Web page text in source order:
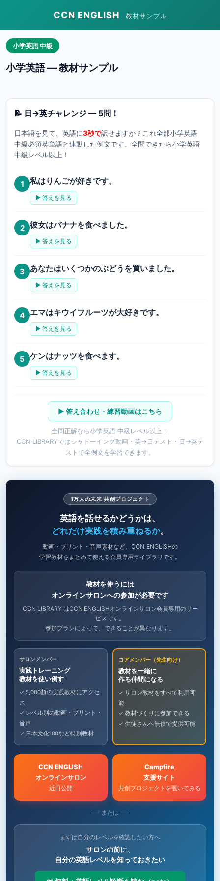
CCN ENGLISH 教材サンプル
小学英語 中級
小学英語 — 教材サンプル
📝 日→英チャレンジ — 5問！
日本語を見て、英語に3秒で訳せますか？これ全部小学英語
中級必須英単語と連動した例文です。全問できたら小学英語
中級レベル以上！
1 私はりんごが好きです。
▶ 答えを見る
2 彼女はバナナを食べました。
▶ 答えを見る
3 あなたはいくつかのぶどうを買いました。
▶ 答えを見る
4 エマはキウイフルーツが大好きです。
▶ 答えを見る
5 ケンはナッツを食べます。
▶ 答えを見る
▶ 答え合わせ・練習動画はこちら
全問正解なら小学英語 中級レベル以上！
CCN LIBRARYではシャドーイング動画・英→日テスト・日→英テ
ストで全例文を学習できます。
1万人の未来 共創プロジェクト
英語を話せるかどうかは、
どれだけ実践を積み重ねるか。
動画・プリント・音声素材など、CCN ENGLISHの
学習教材をまとめて使える会員専用ライブラリです。
教材を使うには
オンラインサロンへの参加が必要です
CCN LIBRARY はCCN ENGLISHオンラインサロン会員専用のサー
ビスです。
参加プランによって、できることが異なります。
サロンメンバー
実践トレーニング
教材を使い倒す
✓ 5,000超の実践教材にアクセ
ス
✓ レベル別の動画・プリント・
音声
✓ 日本文化100など特別教材
コアメンバー（先生向け）
教材を一緒に
作る仲間になる
✓ サロン教材をすべて利用可
能
✓ 教材づくりに参加できる
✓ 生徒さんへ無償で提供可能
CCN ENGLISH
オンラインサロン
近日公開
Campfire
支援サイト
共創プロジェクトを覗いてみる
── または ──
まずは自分のレベルを確認したい方へ
サロンの前に、
自分の英語レベルを知っておきたい